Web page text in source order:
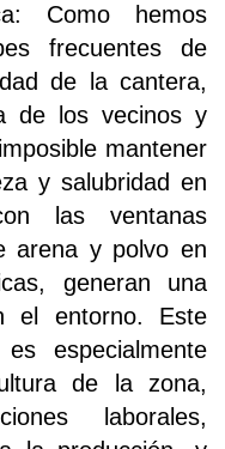
Como hemos
frecuentes de
de la cantera,
de los vecinos y
mantener
y salubridad en
las ventanas
arena y polvo en
generan una
el entorno. Este
especialmente
de la zona,
laborales,